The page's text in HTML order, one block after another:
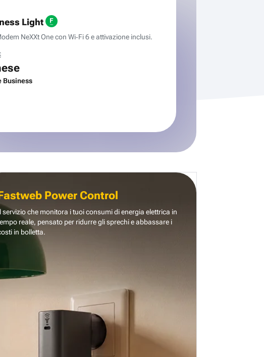
Light
NeXXt One con Wi‑Fi 6 e attivazione inclusi.
Business
Power Control
servizio che monitora i tuoi consumi di energia elettrica in
reale, pensato per ridurre gli sprechi e abbassare i
in bolletta.